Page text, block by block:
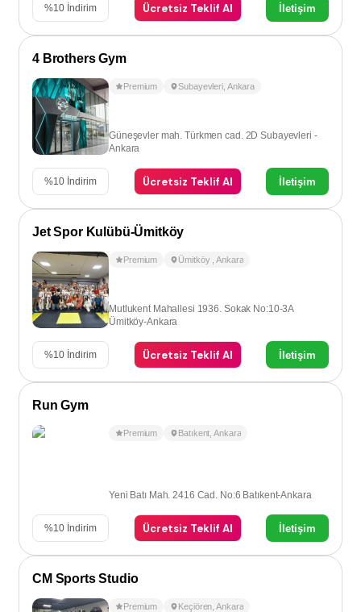
%10 İndirim Ücretsiz Teklif Al İletişim
4 Brothers Gym
Premium Subayevleri Ankara
Güneşevler mah. Türkmen cad. 2D Subayevleri -
Ankara
%10 İndirim Ücretsiz Teklif Al İletişim
Jet Spor Kulübü-Ümitköy
Premium Ümitköy ,Ankara
Mutlukent Mahallesi 1936. Sokak No:10-3A
Ümitköy-Ankara
%10 İndirim Ücretsiz Teklif Al İletişim
Run Gym
Premium Batıkent ,Ankara
Yeni Batı Mah. 2416 Cad. No:6 Batıkent-Ankara
%10 İndirim Ücretsiz Teklif Al İletişim
CM Sports Studio
Premium Keçiören ,Ankara